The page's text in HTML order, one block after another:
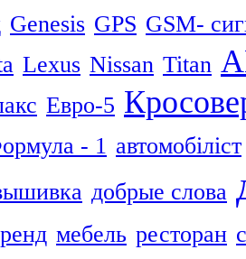
Genesis GPS GSM-
Lexus Nissan Titan
Евро-5
- 1 автомобіліст
добрые слова
мебель ресторан